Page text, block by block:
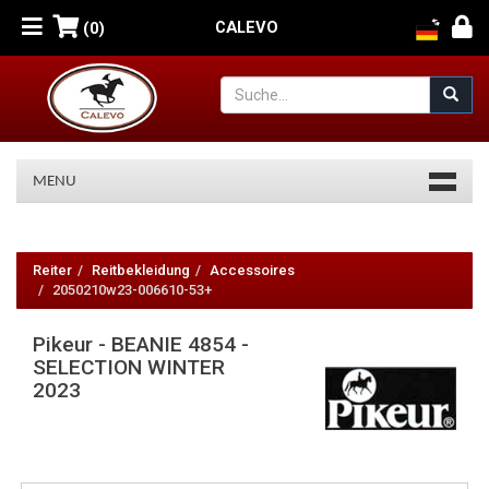
(0) CALEVO
MENU
BEANIE
4854
Reiter Reitbekleidung
Accessoires
2050210w23-006610-53+
Pikeur - BEANIE 4854 -
SELECTION WINTER
2023